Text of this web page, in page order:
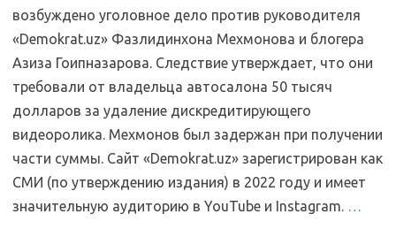
возбуждено уголовное дело против руководителя
«Demokrat.uz» Фазлидинхона Мехмонова и блогера
Азиза Гоипназарова. Следствие утверждает, что они
требовали от владельца автосалона 50 тысяч
долларов за удаление дискредитирующего
видеоролика. Мехмонов был задержан при получении
части суммы. Сайт «Demokrat.uz» зарегистрирован как
СМИ (по утверждению издания) в 2022 году и имеет
значительную аудиторию в YouTube и Instagram. …